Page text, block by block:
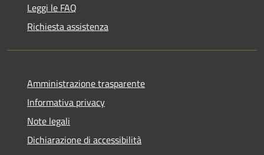
Leggi le FAQ
Richiesta assistenza
Amministrazione trasparente
Informativa privacy
Note legali
Dichiarazione di accessibilità